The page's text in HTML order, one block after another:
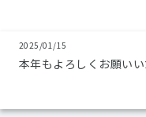
2025/01/15
本年もよろしくお願いい